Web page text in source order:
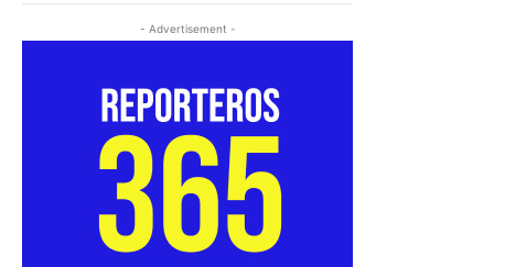
- Advertisement -